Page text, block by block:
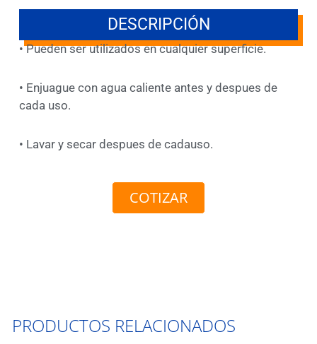
DESCRIPCIÓN
• Pueden ser utilizados en cualquier superficie.
• Enjuague con agua caliente antes y despues de
cada uso.
• Lavar y secar despues de cadauso.
COTIZAR
PRODUCTOS RELACIONADOS